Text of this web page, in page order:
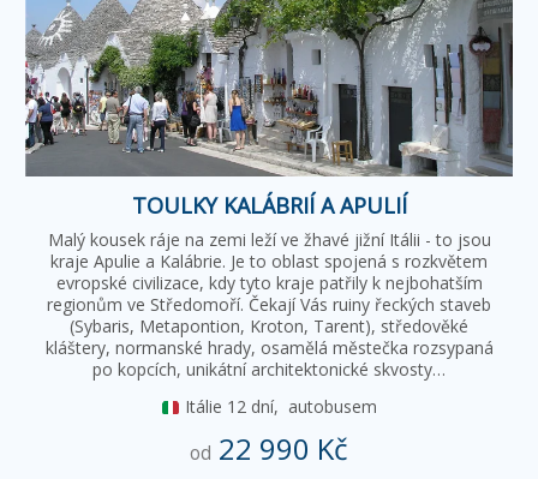
TOULKY KALÁBRIÍ A APULIÍ
Malý kousek ráje na zemi leží ve žhavé jižní Itálii - to jsou
kraje Apulie a Kalábrie. Je to oblast spojená s rozkvětem
evropské civilizace, kdy tyto kraje patřily k nejbohatším
regionům ve Středomoří. Čekají Vás ruiny řeckých staveb
(Sybaris, Metapontion, Kroton, Tarent), středověké
kláštery, normanské hrady, osamělá městečka rozsypaná
po kopcích, unikátní architektonické skvosty…
Itálie 12 dní, autobusem
od 22 990 Kč